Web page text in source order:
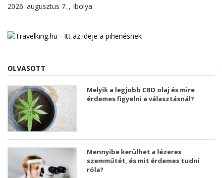
2026. augusztus 7. , Ibolya
OLVASOTT
Melyik a legjobb CBD olaj és mire
érdemes figyelni a választásnál?
Mennyibe kerülhet a lézeres
szemműtét, és mit érdemes tudni
róla?